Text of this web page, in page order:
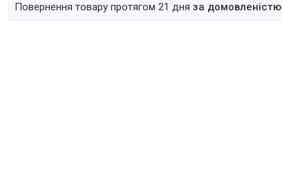
повернення товару протягом 21 дняза домовленістю